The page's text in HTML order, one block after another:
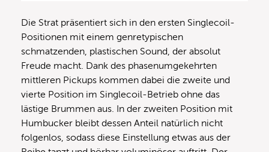
Die Strat präsentiert sich in den ersten Singlecoil-
Positionen mit einem genretypischen
schmatzenden, plastischen Sound, der absolut
Freude macht. Dank des phasenumgekehrten
mittleren Pickups kommen dabei die zweite und
vierte Position im Singlecoil-Betrieb ohne das
lästige Brummen aus. In der zweiten Position mit
Humbucker bleibt dessen Anteil natürlich nicht
folgenlos, sodass diese Einstellung etwas aus der